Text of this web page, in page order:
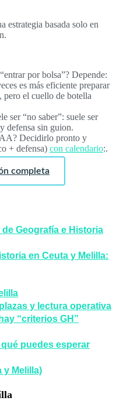
estrategia basada solo en
por bolsa”? Depende:
es más eficiente preparar
, pero el cuello de botella
ser “no saber”: suele ser
defensa sin guion.
Decidirlo pronto y
+ defensa) con calendario:.
completa
Geografía e Historia
en Ceuta y Melilla:
y lectura operativa
“criterios GH”
puedes esperar
y Melilla)